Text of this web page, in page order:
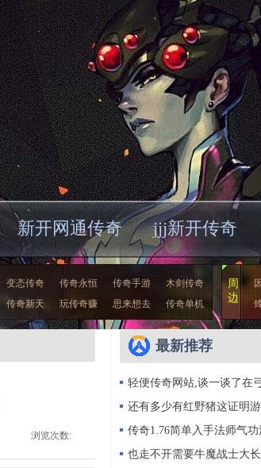
新开网通传奇 jjj新开传奇
变态传奇 传奇永恒 传奇手游
木剑传奇
传奇新天
玩传奇赚 思来想去 传奇单机
周
边
浏览次数:
最新推荐
轻便传奇网站,谈一谈了在
还有多少有红野猪这证明
传奇1.76简单入手法师气功
也走不开需要牛魔战士大